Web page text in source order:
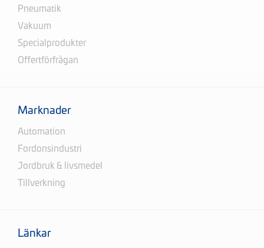
Pneumatik
Vakuum
Specialprodukter
Offertförfrågan
Marknader
Automation
Fordonsindustri
Jordbruk & livsmedel
Tillverkning
Länkar